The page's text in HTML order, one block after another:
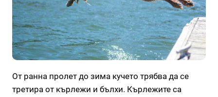
От ранна пролет до зима кучето трябва да се
третира от кърлежи и бълхи. Кърлежите са